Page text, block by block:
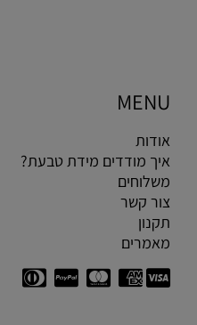
MENU
אודות
איך מודדים מידת טבעת?
משלוחים
צור קשר
תקנון
מאמרים